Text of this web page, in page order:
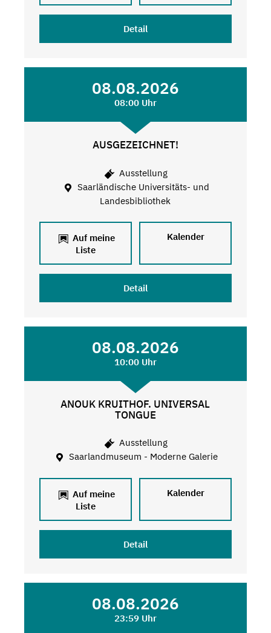
Detail
08.08.2026
08:00 Uhr
AUSGEZEICHNET!
Ausstellung
Saarländische Universitäts- und
Landesbibliothek
Auf meine
Liste
Kalender
Detail
08.08.2026
10:00 Uhr
ANOUK KRUITHOF. UNIVERSAL
TONGUE
Ausstellung
Saarlandmuseum - Moderne Galerie
Auf meine
Liste
Kalender
Detail
08.08.2026
23:59 Uhr